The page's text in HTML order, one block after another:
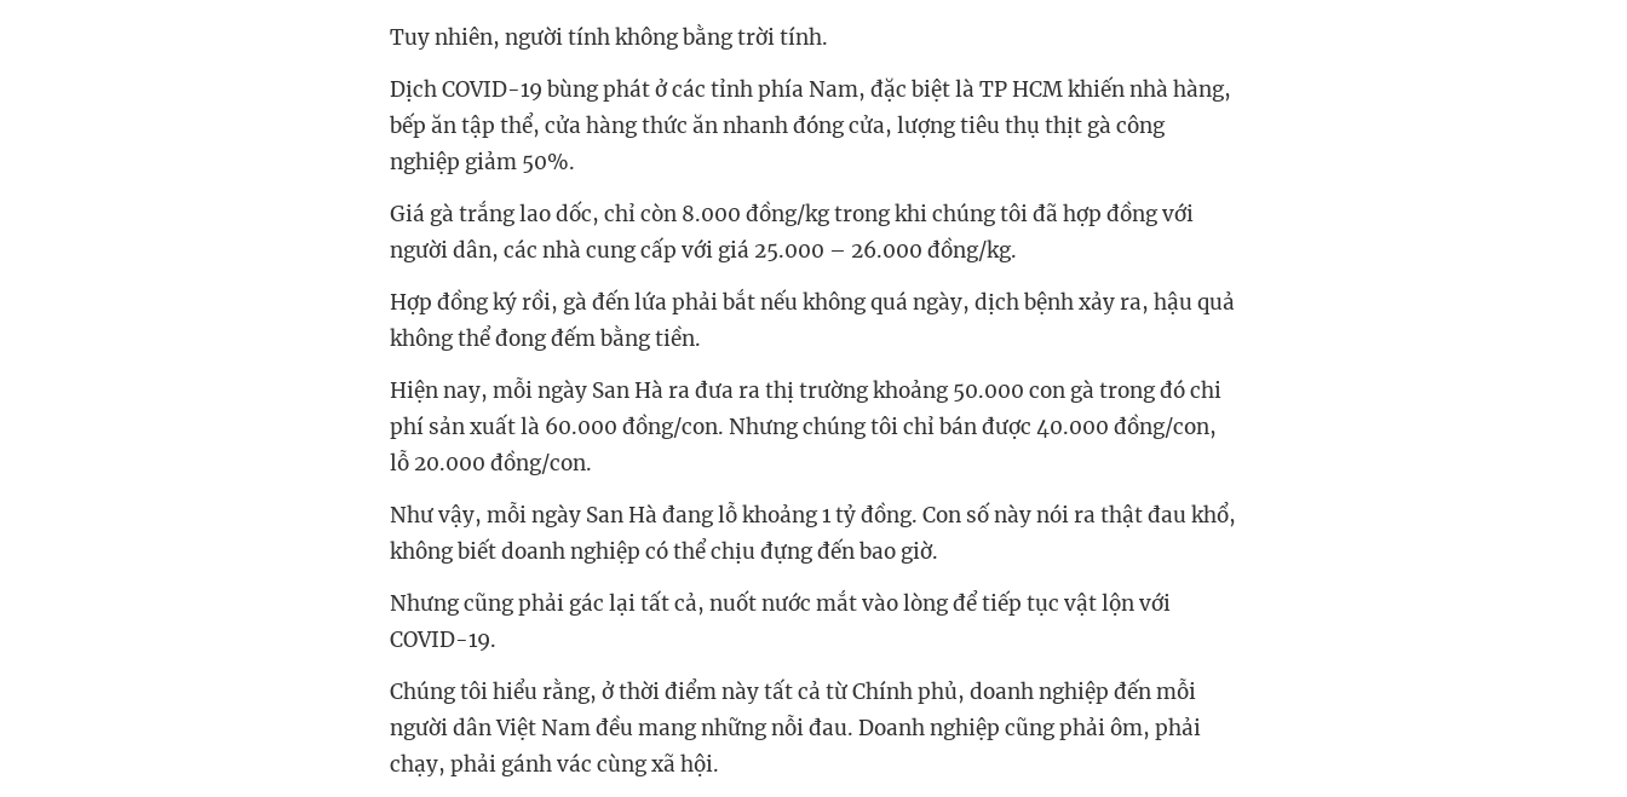
Tuy nhiên, người tính không bằng trời tính.
Dịch COVID-19 bùng phát ở các tỉnh phía Nam, đặc biệt là TP HCM khiến nhà hàng,
bếp ăn tập thể, cửa hàng thức ăn nhanh đóng cửa, lượng tiêu thụ thịt gà công
nghiệp giảm 50%.
Giá gà trắng lao dốc, chỉ còn 8.000 đồng/kg trong khi chúng tôi đã hợp đồng với
người dân, các nhà cung cấp với giá 25.000 – 26.000 đồng/kg.
Hợp đồng ký rồi, gà đến lứa phải bắt nếu không quá ngày, dịch bệnh xảy ra, hậu quả
không thể đong đếm bằng tiền.
Hiện nay, mỗi ngày San Hà ra đưa ra thị trường khoảng 50.000 con gà trong đó chi
phí sản xuất là 60.000 đồng/con. Nhưng chúng tôi chỉ bán được 40.000 đồng/con,
lỗ 20.000 đồng/con.
Như vậy, mỗi ngày San Hà đang lỗ khoảng 1 tỷ đồng. Con số này nói ra thật đau khổ,
không biết doanh nghiệp có thể chịu đựng đến bao giờ.
Nhưng cũng phải gác lại tất cả, nuốt nước mắt vào lòng để tiếp tục vật lộn với
COVID-19.
Chúng tôi hiểu rằng, ở thời điểm này tất cả từ Chính phủ, doanh nghiệp đến mỗi
người dân Việt Nam đều mang những nỗi đau. Doanh nghiệp cũng phải ôm, phải
chạy, phải gánh vác cùng xã hội.